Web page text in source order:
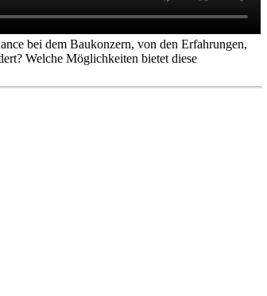
bei dem Baukonzern, von den Erfahrungen,
Welche Möglichkeiten bietet diese